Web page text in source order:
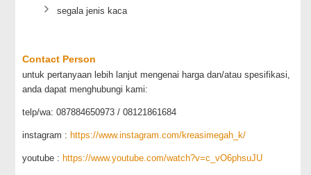
segala jenis kaca
Contact Person
untuk pertanyaan lebih lanjut mengenai harga dan/atau spesifikasi,
anda dapat menghubungi kami:
telp/wa: 087884650973 / 08121861684
instagram : https://www.instagram.com/kreasimegah_k/
youtube : https://www.youtube.com/watch?v=c_vO6phsuJU